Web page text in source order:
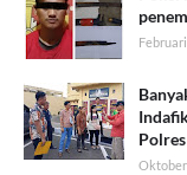
Oktober